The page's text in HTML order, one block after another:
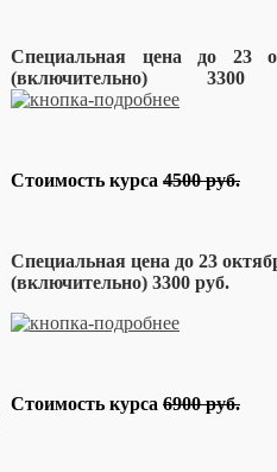
Специальная цена до 23
(включительно)
Стоимость курса 4500 руб.
Специальная цена до 23
(включительно) 3300 руб.
Стоимость курса 6900 руб.